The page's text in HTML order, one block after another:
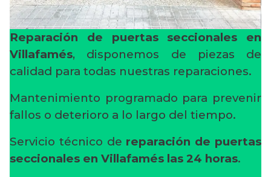
Reparación de puertas seccionales en
Villafamés, disponemos de piezas de
calidad para todas nuestras reparaciones.
Mantenimiento programado para prevenir
fallos o deterioro a lo largo del tiempo.
Servicio técnico de reparación de puertas
seccionales en Villafamés las 24 horas.